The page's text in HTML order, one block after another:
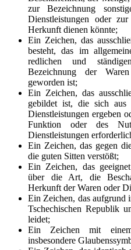
zur Bezeichnung
Dienstleistungen oder
Herkunft dienen könnte;
Ein Zeichen, das
besteht, das im
redlichen und
Bezeichnung der
geworden ist;
Ein Zeichen, das
gebildet ist, die sich aus
Dienstleistungen ergeben
Funktion oder des
Dienstleistungen
Ein Zeichen, das gegen
die guten Sitten verstößt;
Ein Zeichen, das
über die Art, die
Herkunft der Waren oder
Ein Zeichen, das aufgrund
Tschechischen Republik
leidet;
Ein Zeichen mit
insbesondere